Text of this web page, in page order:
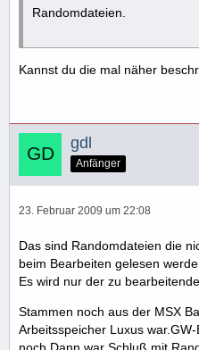
Randomdateien.
Kannst du die mal näher
gdl
Anfänger
23. Februar 2009 um 22:08
Das sind Randomdateien die
beim Bearbeiten gelesen
Es wird nur der zu
Stammen noch aus der MSX
Arbeitsspeicher Luxus